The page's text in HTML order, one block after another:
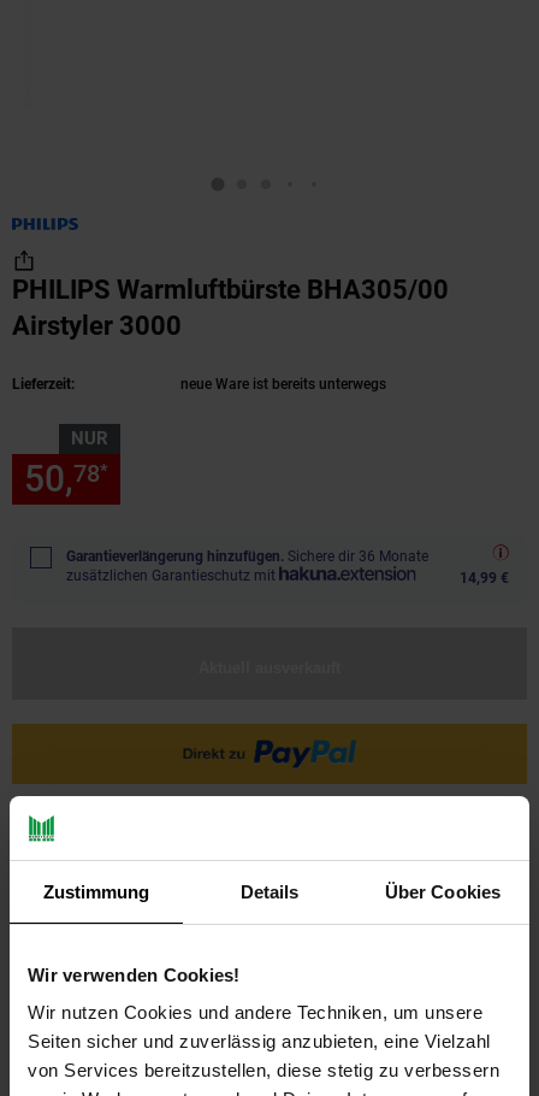
Zustimmung Details Über Cookies
Wir verwenden Cookies!
Wir nutzen Cookies und andere Techniken, um unsere
Seiten sicher und zuverlässig anzubieten, eine Vielzahl
von Services bereitzustellen, diese stetig zu verbessern
PHILIPS Warmluftbürste BHA305/00
Airstyler 3000
Lieferzeit: neue Ware ist bereits unterwegs
NUR
50,78*
Garantieverlängerung hinzufügen. Sichere dir 36 Monate
zusätzlichen Garantieschutz mit
14,99 €
Ja, ich möchte ein Altgerät abgeben.
PAYBACK